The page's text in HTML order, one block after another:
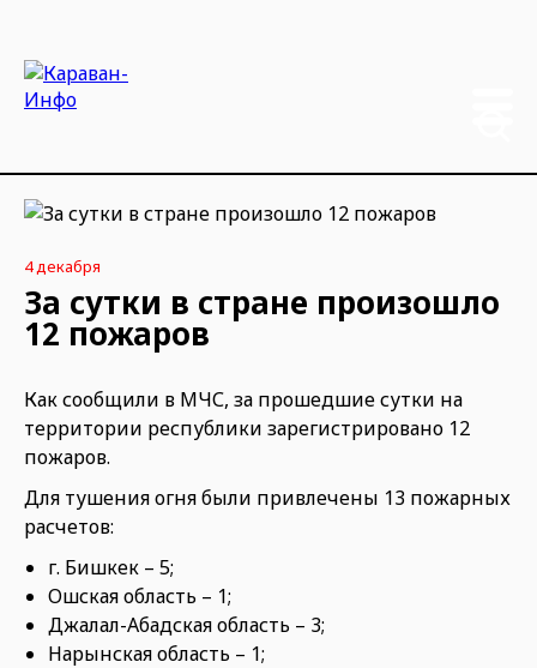
4 декабря
За сутки в стране произошло
12 пожаров
Как сообщили в МЧС, за прошедшие сутки на
территории республики зарегистрировано 12
пожаров.
Для тушения огня были привлечены 13 пожарных
расчетов:
г. Бишкек – 5;
Ошская область – 1;
Джалал-Абадская область – 3;
Нарынская область – 1;